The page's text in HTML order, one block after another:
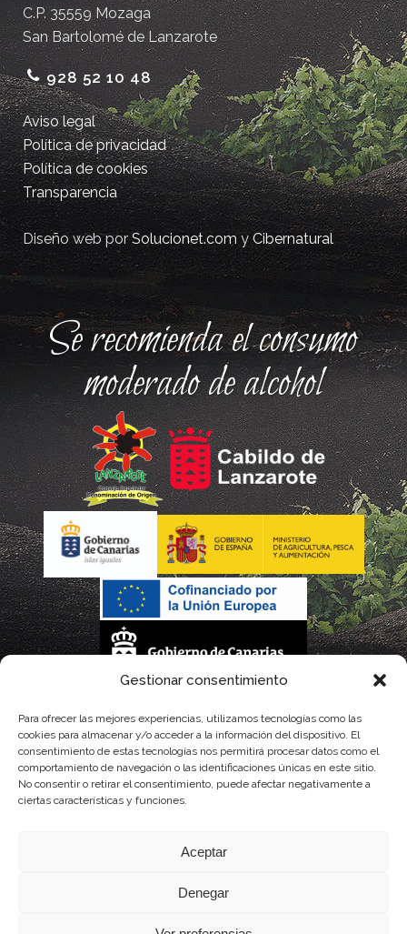
Gestionar consentimiento
Para ofrecer las mejores experiencias, utilizamos tecnologías como las
cookies para almacenar y/o acceder a la información del dispositivo. El
consentimiento de estas tecnologías nos permitirá procesar datos como el
comportamiento de navegación o las identificaciones únicas en este sitio.
No consentir o retirar el consentimiento, puede afectar negativamente a
ciertas características y funciones.
Aceptar
Denegar
C.P. 35559 Mozaga
San Bartolomé de Lanzarote
928 52 10 48
Aviso legal
Política de privacidad
Política de cookies
Transparencia
Diseño web porSolucionet.comyCibernatural
Se recomienda el consumo
moderado de alcohol
parcialmente, por el Gobierno de Canarias
con fondos provenientes del presupuesto de gastos del Instituto Canario de
Calidad Agroalimentaria